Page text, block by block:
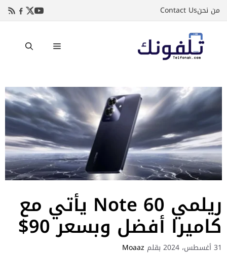
إلىمن نحنContact Us
القائمة
ريلمي Note 60 يأتي مع
كاميرا أفضل وبسعر 90$
31 أغسطس، 2024 بقلم Moaaz